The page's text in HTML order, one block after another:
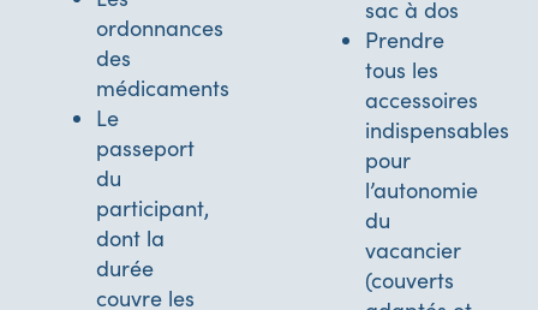
ordonnances
des
médicaments
Le
passeport
du
participant,
dont la
durée
couvre les
sac à dos
Prendre
tous les
accessoires
indispensables
pour
l’autonomie
du
vacancier
(couverts